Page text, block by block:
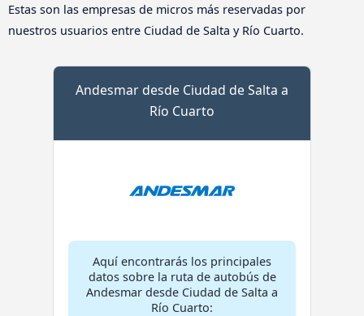
Estas son las empresas de micros más reservadas por
nuestros usuarios entre Ciudad de Salta y Río Cuarto.
Andesmar desde Ciudad de Salta a
Río Cuarto
Aquí encontrarás los principales
datos sobre la ruta de autobús de
Andesmar desde Ciudad de Salta a
Río Cuarto: